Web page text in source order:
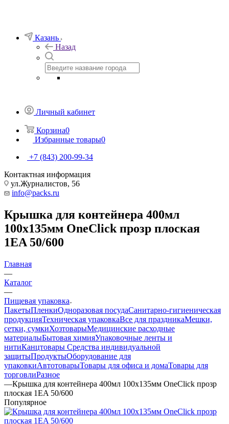
Казань
Назад
Личный кабинет
Корзина0
Избранные товары0
+7 (843) 200-99-34
Контактная информация
ул.Журналистов, 56
info@packs.ru
Крышка для контейнера 400мл
100х135мм OneClick прозр плоская
1EA 50/600
Главная
—
Каталог
—
Пищевая упаковка
ПакетыПленкиОдноразовая посудаСанитарно-гигиеническая
продукцияТехническая упаковкаВсе для праздникаМешки,
сетки, сумкиХозтоварыМедицинские расходные
материалыБытовая химияУпаковочные ленты и
нитиКанцтовары Средства индивидуальной
защитыПродуктыОборудование для
упаковкиАвтотоварыТовары для офиса и домаТовары для
торговлиРазное
—Крышка для контейнера 400мл 100х135мм OneClick прозр
плоская 1EA 50/600
Популярное